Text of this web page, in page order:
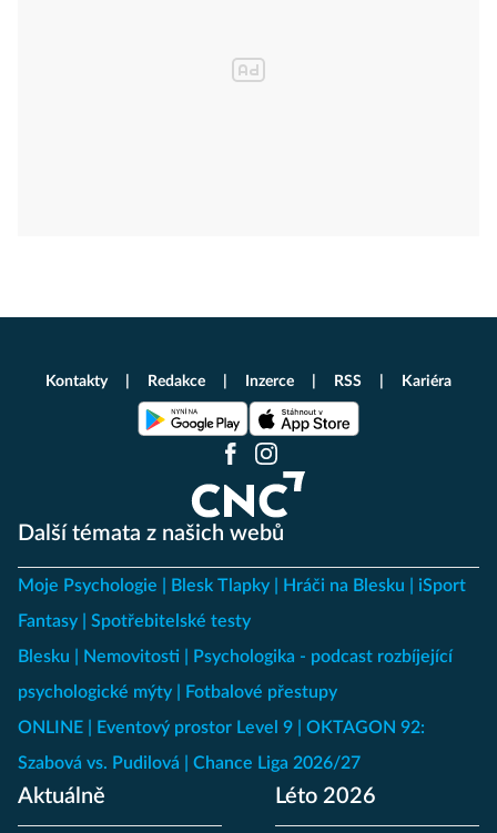
Další témata z našich webů
Moje Psychologie Blesk Tlapky Hráči na Blesku
iSport
Fantasy
Spotřebitelské testy
Blesku
Nemovitosti
Psychologika - podcast rozbíjející
psychologické mýty
Fotbalové přestupy
ONLINE
Eventový prostor Level 9
OKTAGON 92:
Szabová vs. Pudilová
Chance Liga 2026/27
Aktuálně Léto 2026
Kontakty Redakce Inzerce RSS Kariéra